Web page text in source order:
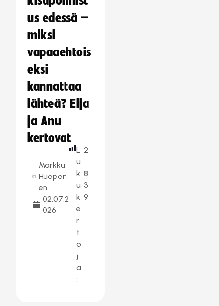
us edessä –
miksi
vapaaehtois
eksi
kannattaa
lähteä? Eija
ja Anu
kertovat
Markku
Huopon
en
02.07.2
026
L
u
k
u
k
e
r
t
o
j
a
:
2
8
3
9